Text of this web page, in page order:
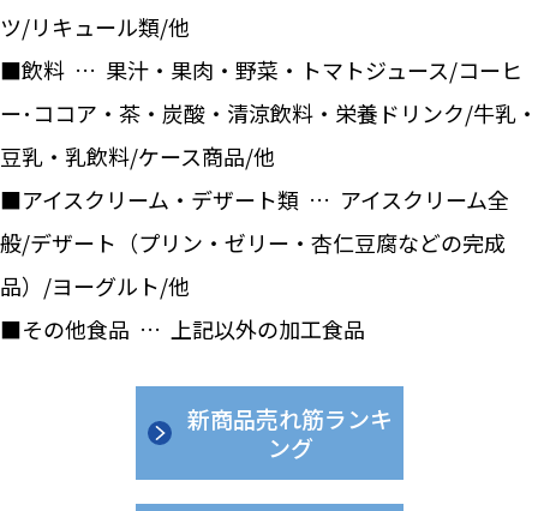
ツ/リキュール類/他
■飲料 … 果汁・果肉・野菜・トマトジュース/コーヒ
ー･ココア・茶・炭酸・清涼飲料・栄養ドリンク/牛乳・
豆乳・乳飲料/ケース商品/他
■アイスクリーム・デザート類 … アイスクリーム全
般/デザート（プリン・ゼリー・杏仁豆腐などの完成
品）/ヨーグルト/他
■その他食品 … 上記以外の加工食品
新商品売れ筋ランキ
ング